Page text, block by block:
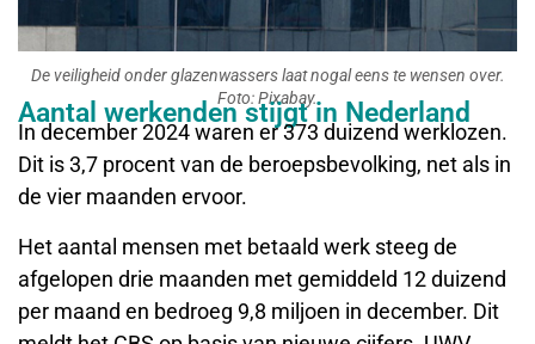
De veiligheid onder glazenwassers laat nogal eens te wensen over.
Foto: Pixabay.
Aantal werkenden stijgt in Nederland
In december 2024 waren er 373 duizend werklozen.
Dit is 3,7 procent van de beroepsbevolking, net als in
de vier maanden ervoor.
Het aantal mensen met betaald werk steeg de
afgelopen drie maanden met gemiddeld 12 duizend
per maand en bedroeg 9,8 miljoen in december. Dit